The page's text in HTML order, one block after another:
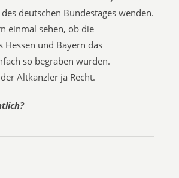
deutschen Bundestages wenden.
einmal sehen, ob die
Hessen und Bayern das
so begraben würden.
Altkanzler ja Recht.